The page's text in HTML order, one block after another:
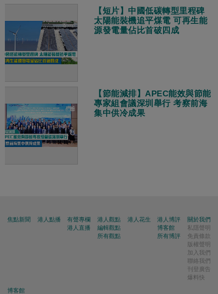
【短片】中國低碳轉型里程碑
太陽能裝機追平煤電 可再生能
源發電量佔比首破四成
【節能減排】APEC能效與節能
專家組會議深圳舉行 考察前海
集中供冷成果
焦點新聞 港人點播
有聲專欄
港人直播
港人觀點
編輯觀點
所有觀點
港人花生
港人博評
博客館
所有博評
關於我們
私隱聲明
免責條款
版權聲明
加入我們
聯絡我們
刊登廣告
爆料快
博客館